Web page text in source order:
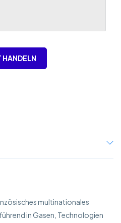
HANDELN
multinationales
in Gasen, Technologien